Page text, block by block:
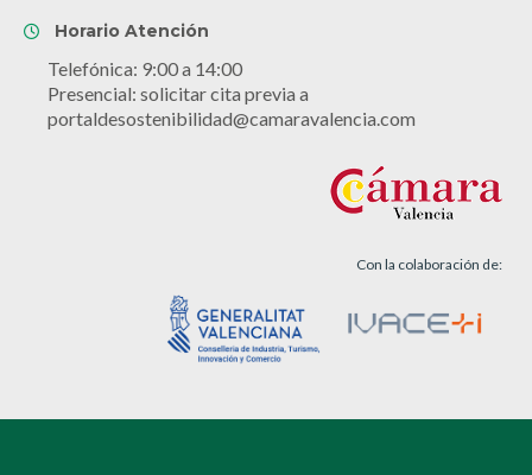
Horario Atención
Telefónica: 9:00 a 14:00
Presencial: solicitar cita previa a
portaldesostenibilidad@camaravalencia.com
Con la colaboración de: